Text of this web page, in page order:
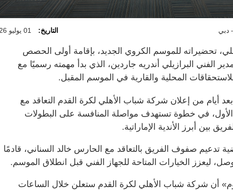
دبي التاريخ: 01 يوليو 2026
تحضيراته للموسم الكروي الجديد، بإقامة أولى الحصص
الفني البرازيلي أندريه جاردين، الذي بدأ مهمته رسميًا مع
المحلية والقارية في الموسم المقبل.
بعد أيام من إعلان شركة شباب الأهلي لكرة القدم التعاقد مع
الأول، في خطوة تستهدف مواصلة المنافسة على البطولات
بين أبرز الأندية الإماراتية.
تدعيم صفوف الفريق بالتعاقد مع الحارس خالد السناني، قادمًا
ليعزز الخيارات المتاحة للجهاز الفني قبل انطلاق الموسم.
أن شركة شباب الأهلي لكرة القدم ستعلن خلال الساعات